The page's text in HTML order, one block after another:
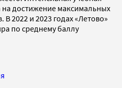
достижение максимальных
В 2022 и 2023 годах «Летово»
по среднему баллу